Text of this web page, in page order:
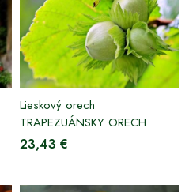
Lieskový orech
TRAPEZUÁNSKY ORECH
23,43 €